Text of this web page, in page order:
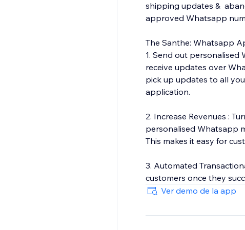
shipping updates &
approved Whatsapp
The Santhe: Whatsapp
1. Send out
receive updates over
pick up updates to all
application.
2. Increase Revenues :
personalised Whatsapp
This makes it easy for
3. Automated
customers once they
Ver demo de la app